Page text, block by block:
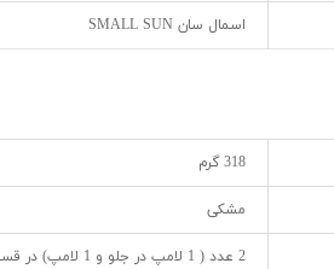
اسمال سان SMALL SUN
318 گرم
مشکی
2 عدد ( 1 لامپ در جلو و 1 لامپ) در قسمت عقب )